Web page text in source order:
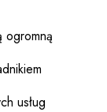
ogromną
usług